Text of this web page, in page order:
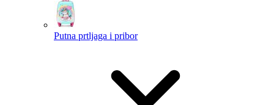
Putna prtljaga i pribor